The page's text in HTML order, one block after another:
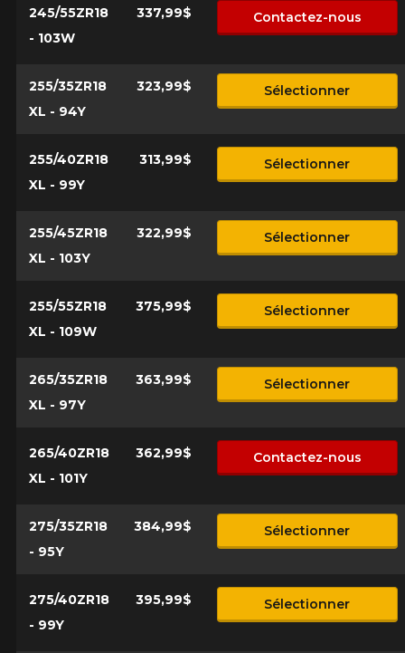
245/55ZR18
- 103W
337,99$ Contactez-nous
255/35ZR18
XL - 94Y
323,99$ Sélectionner
255/40ZR18
XL - 99Y
313,99$ Sélectionner
255/45ZR18
XL - 103Y
322,99$ Sélectionner
255/55ZR18
XL - 109W
375,99$ Sélectionner
265/35ZR18
XL - 97Y
363,99$ Sélectionner
265/40ZR18
XL - 101Y
362,99$ Contactez-nous
275/35ZR18
- 95Y
384,99$ Sélectionner
275/40ZR18
- 99Y
395,99$ Sélectionner